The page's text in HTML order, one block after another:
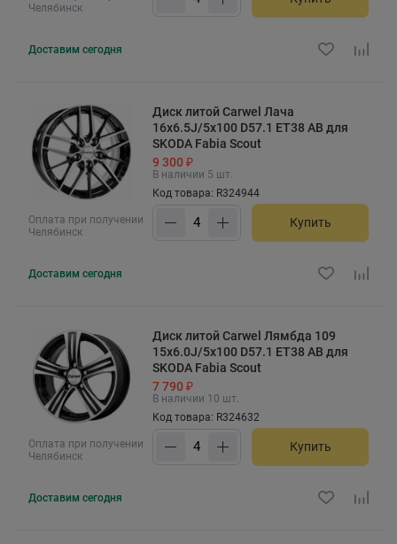
Челябинск
Доставим сегодня
Оплата при получении
Челябинск
Диск литой Carwel Лача
16x6.5J/5x100 D57.1 ET38 AB для
SKODA Fabia Scout
9 300 ₽
В наличии 5 шт.
Код товара: R324944
Купить
Доставим сегодня
Оплата при получении
Челябинск
Диск литой Carwel Лямбда 109
15x6.0J/5x100 D57.1 ET38 AB для
SKODA Fabia Scout
7 790 ₽
В наличии 10 шт.
Код товара: R324632
Купить
Доставим сегодня